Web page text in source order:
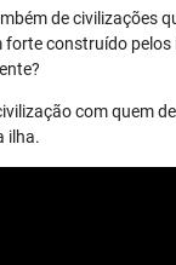
de civilizações
forte construído
com quem
ilha.